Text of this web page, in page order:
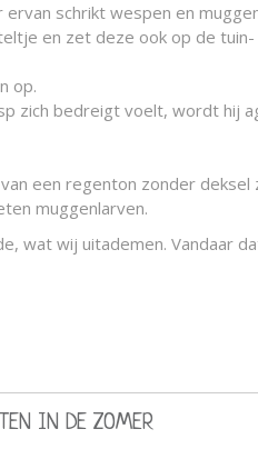
schrikt wespen en
en zet deze ook op de tuin-
op.
zich bedreigt voelt, wordt hij
een regenton zonder deksel
muggenlarven.
wat wij uitademen. Vandaar
IN DE ZOMER